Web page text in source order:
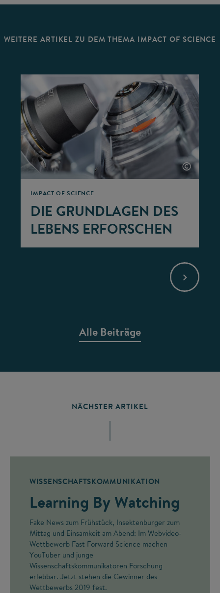
WEITERE ARTIKEL ZU DEM THEMA IMPACT OF SCIENCE
IMPACT OF SCIENCE
DIE GRUNDLAGEN DES
LEBENS ERFORSCHEN
©
Alle Beiträge
NÄCHSTER ARTIKEL
WISSENSCHAFTSKOMMUNIKATION
Learning By Watching
Fake News zum Frühstück, Insektenburger zum
Mittag und Einsamkeit am Abend: Im Webvideo-
Wettbewerb Fast Forward Science machen
YouTuber und junge
Wissenschaftskommunikatoren Forschung
erlebbar. Jetzt stehen die Gewinner des
Wettbewerbs 2019 fest.